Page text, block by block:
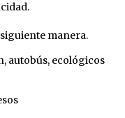
manera.
autobús, ecológicos